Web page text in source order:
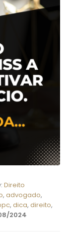
Direito
, advogado,
, dica, direito,
2024